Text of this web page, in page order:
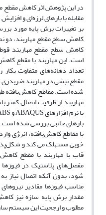
در این پژوهش اثر کاهش مقطع
مقابله با بارهای لرزه‌ای و
بر تغییرات برش پایه مورد
کاهش سطح مقطع مهاربند، دو
کاهش سطح مقطع مهاربند
است. این مهاربند با مقطع
تعداد دهانههای متفاوت
مقطع نبشی در مهاربند
شده ‌است. مقاطع کاهش
مهاربند از ظرفیت اتصال
با نرم افزارهایABAQUSو
بارهای جانبی بررسی شده است.
با مقاطع کاهشیافته، انر‍‍‍‍ژی
خوبی مستهلک می کند و شکل‌
قاب با مهاربند با مقطع کاهش
مفصل‌های پلاستیک در
شود، بدون آنکه اتصال نیاز
مناسب فیوزها مقادیر نیروهای
مقدار برش پایه سازه نیز
مطلوب و ارجحیت این سیستم